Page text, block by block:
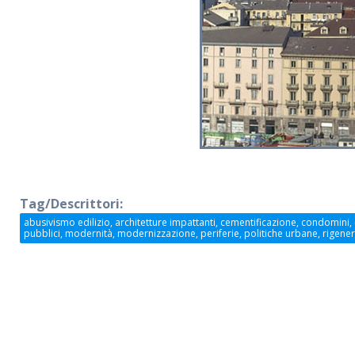
Tag/Descrittori:
abusivismo edilizio, architetture impattanti, cementificazione,
pubblici, modernità, modernizzazione, periferie, politiche urbane,